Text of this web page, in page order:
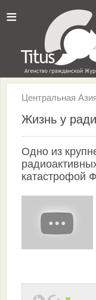
≡
Центральная
Жизнь у
Одно из
катастрофой